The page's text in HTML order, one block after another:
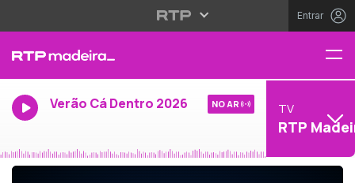
Entrar
Verão Cá Dentro 2026 NO AR TV
RTP